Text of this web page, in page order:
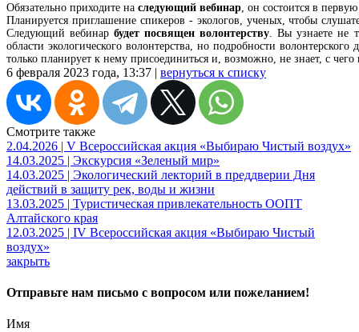
Обязательно приходите на следующий вебинар , он состоится в
Планируется приглашение спикеров - экологов, ученых, чтобы
Следующий вебинарбудет посвящен волонтерству . Вы узнаете не
области экологического волонтерства, но подробности
только планирует к нему присоединиться и, возможно, не знает, с чего
6 февраля 2023 года, 13:37 | вернуться к списку
Смотрите также
2.04.2026 | V Всероссийская акция «Выбираю Чистый воздух»
14.03.2025 | Экскурсия «Зеленый мир»
14.03.2025 | Экологический лекторий в преддверии Дня
действий в защиту рек, воды и жизни
13.03.2025 | Туристическая привлекательность ООПТ
Алтайского края
12.03.2025 | IV Всероссийская акция «Выбираю Чистый
воздух»
закрыть
Отправьте нам письмо с вопросом или пожеланием!
Имя